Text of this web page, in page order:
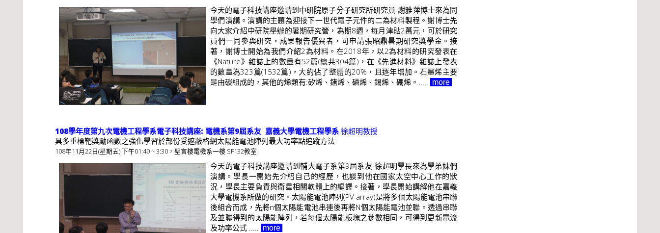
今天的電子科技講座邀請到中研院原子分子研究所研究員-謝雅萍博士來為同
學們演講。演講的主題為迎接下一世代電子元件的二為材料製程。謝博士先
向大家介紹中研院舉辦的暑期研究營，為期8週，每月津貼2萬元，可於研究
員們一同參與研究，成果報告優異者，可申請張昭鼎暑期研究獎學金。接
著，謝博士開始為我們介紹2為材料。在2018年，以2為材料的研究發表在
《Nature》雜誌上的數量有52篇(總共304篇)，在《先進材料》雜誌上發表
的數量為323篇(1532篇)，大約佔了整體的20%，且逐年增加。石墨烯主要
是由碳組成的，其他的烯類有:矽烯、鍺烯、磷烯、錫烯、硼烯。.....
more
108學年度第九次電機工程學系電子科技講座: 電機系第9屆系友 嘉義大學電機工程學系 徐超明教授
具多重標靶獎勵函數之強化學習於部份受遮蔽格網太陽能電池陣列最大功率點追蹤方法
108年11月22日(星期五) 下午01:40 ~ 3:30，聖言樓電機系一樓 SF132教室
今天的電子科技講座邀請到輔大電子系第9屆系友-徐超明學長來為學弟妹們
演講。學長一開始先介紹自己的經歷，也談到他在國家太空中心工作的狀
況，學長主要負責與衛星相關軟體上的編譯。接著，學長開始講解他在嘉義
大學電機系所做的研究。太陽能電池陣列(PV array)是將多個太陽能電池串聯
後組合而成，先將n個太陽能電池串連後再將N個太陽能電池並聯。透過串聯
及並聯得到的太陽能陣列，若每個太陽能板塊之參數相同，可得到更新電流
及功率公式 .....
more